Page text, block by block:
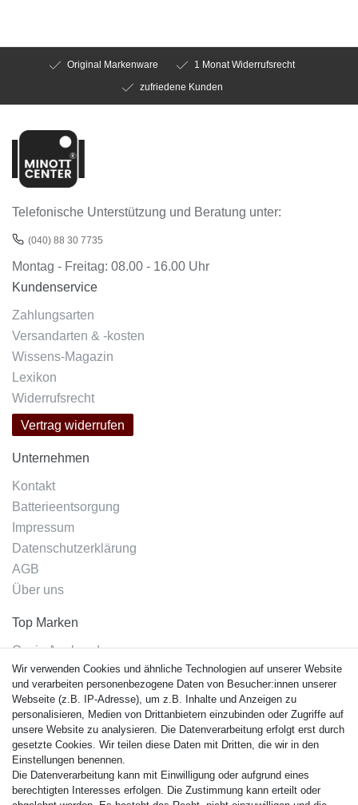
Original Markenware
1 Monat Widerrufsrecht
zufriedene Kunden
Telefonische Unterstützung und Beratung unter:
(040) 88 30 7735
Montag - Freitag: 08.00 - 16.00 Uhr
Kundenservice
Zahlungsarten
Versandarten & -kosten
Wissens-Magazin
Lexikon
Widerrufsrecht
Vertrag widerrufen
Unternehmen
Kontakt
Batterieentsorgung
Impressum
Datenschutzerklärung
AGB
Über uns
Top Marken
Casio Armband
Festina Armband
Citizen Armband
M. Lacroix Armband
J. Lemans Armband
Uhrenarmbänder - Alle
Sicherheit
Wir verwenden Cookies und ähnliche Technologien auf unserer Website
und verarbeiten personenbezogene Daten von Besucher:innen unserer
Webseite (z.B. IP-Adresse), um z.B. Inhalte und Anzeigen zu
personalisieren, Medien von Drittanbietern einzubinden oder Zugriffe auf
unsere Website zu analysieren. Die Datenverarbeitung erfolgt erst durch
gesetzte Cookies. Wir teilen diese Daten mit Dritten, die wir in den
Einstellungen benennen.
Die Datenverarbeitung kann mit Einwilligung oder aufgrund eines
berechtigten Interesses erfolgen. Die Zustimmung kann erteilt oder